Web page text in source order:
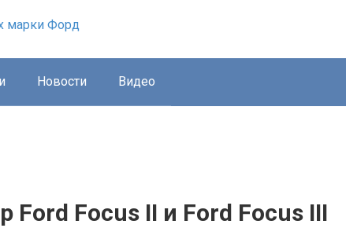
Новости Видео
Ford Focus II и Ford Focus III